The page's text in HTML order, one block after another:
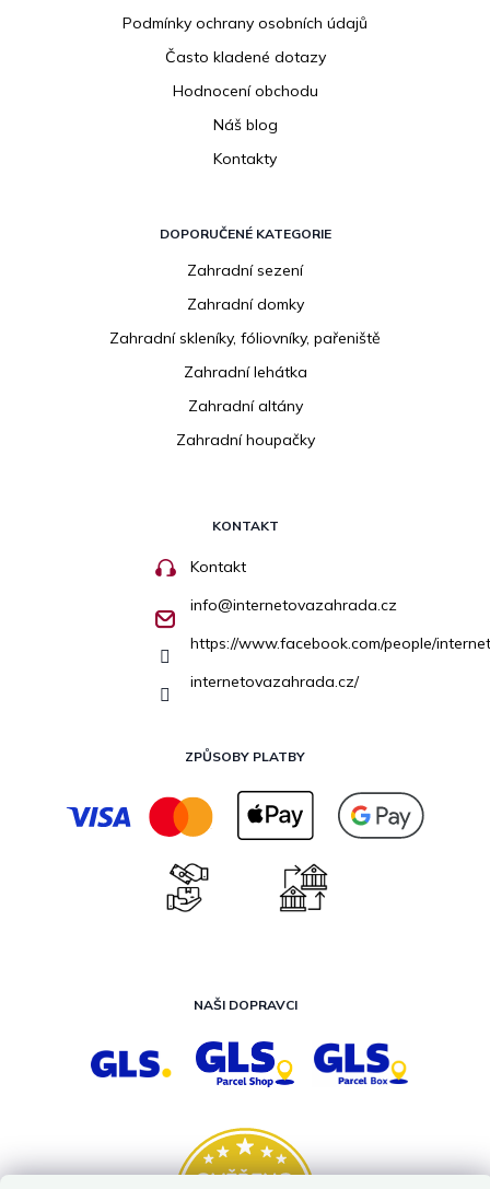
Podmínky ochrany osobních údajů
Často kladené dotazy
Hodnocení obchodu
Náš blog
Kontakty
DOPORUČENÉ KATEGORIE
Zahradní sezení
Zahradní domky
Zahradní skleníky, fóliovníky, pařeniště
Zahradní lehátka
Zahradní altány
Zahradní houpačky
KONTAKT
Kontakt
info@internetovazahrada.cz
https://www.facebook.com/people/
internetovazahrada.cz/
ZPŮSOBY PLATBY
NAŠI DOPRAVCI